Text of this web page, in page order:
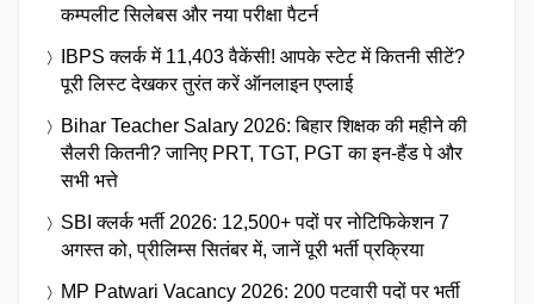
कम्पलीट सिलेबस और नया परीक्षा पैटर्न
IBPS क्लर्क में 11,403 वैकेंसी! आपके स्टेट में कितनी सीटें?
पूरी लिस्ट देखकर तुरंत करें ऑनलाइन एप्लाई
Bihar Teacher Salary 2026: बिहार शिक्षक की महीने की
सैलरी कितनी? जानिए PRT, TGT, PGT का इन-हैंड पे और
सभी भत्ते
SBI क्लर्क भर्ती 2026: 12,500+ पदों पर नोटिफिकेशन 7
अगस्त को, प्रीलिम्स सितंबर में, जानें पूरी भर्ती प्रक्रिया
MP Patwari Vacancy 2026: 200 पटवारी पदों पर भर्ती